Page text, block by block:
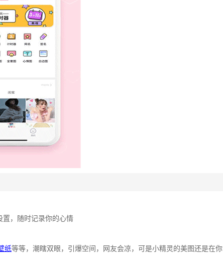
置，随时记录你的心情
纸等等，潮瞎双眼，引爆空间，网友会凉，可是小精灵的美图还是在你